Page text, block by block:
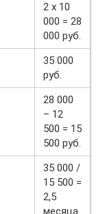
2 х 10
000 = 28
000 руб.
35 000
руб.
28 000
– 12
500 = 15
500 руб.
35 000 /
15 500 =
2,5
месяца